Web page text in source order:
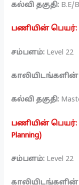
கல்வி தகுதி: B.E/
பணியின் பெயர்:
சம்பளம்: Level 22
கல்வி தகுதி:
பணியின் பெயர்:
Planning)
சம்பளம்: Level 22